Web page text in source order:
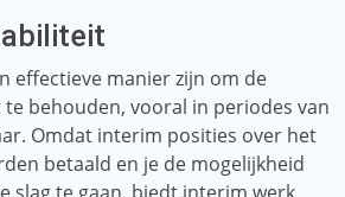
effectieve manier zijn om de
behouden, vooral in periodes van
Omdat interim posities over het
betaald en je de mogelijkheid